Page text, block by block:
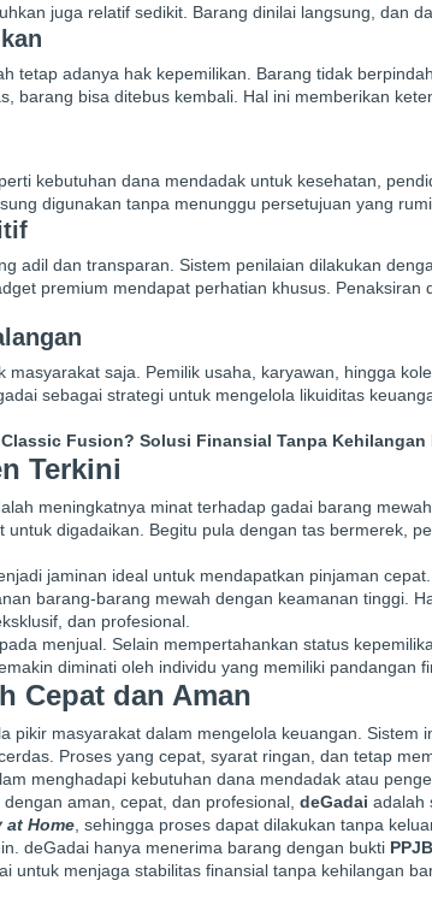
juga relatif sedikit. Barang dinilai langsung, dan
tetap adanya hak kepemilikan. Barang tidak
barang bisa ditebus kembali. Hal ini memberikan
kebutuhan dana mendadak untuk kesehatan,
digunakan tanpa menunggu persetujuan yang
adil dan transparan. Sistem penilaian dilakukan
premium mendapat perhatian khusus. Penaksiran
saja. Pemilik usaha, karyawan, hingga
sebagai strategi untuk mengelola likuiditas
Fusion? Solusi Finansial Tanpa Kehilangan
Terkini
meningkatnya minat terhadap gadai barang
digadaikan. Begitu pula dengan tas bermerek,
jaminan ideal untuk mendapatkan pinjaman
barang-barang mewah dengan keamanan tinggi.
dan profesional.
menjual. Selain mempertahankan status
diminati oleh individu yang memiliki pandangan
Cepat dan Aman
pikir masyarakat dalam mengelola keuangan. Sistem
Proses yang cepat, syarat ringan, dan tetap
menghadapi kebutuhan dana mendadak atau
aman, cepat, dan profesional, deGadai adalah
at Home , sehingga proses dapat dilakukan tanpa
deGadai hanya menerima barang dengan bukti
untuk menjaga stabilitas finansial tanpa kehilangan